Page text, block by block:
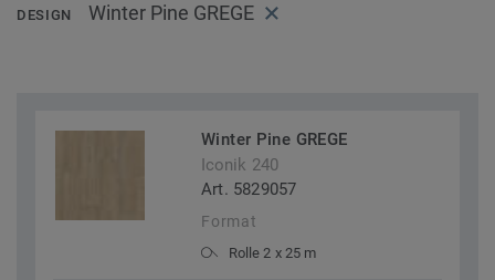
DESIGN Winter Pine GREGE
Winter Pine GREGE
Iconik 240
Art. 5829057
Format
Rolle 2 x 25 m